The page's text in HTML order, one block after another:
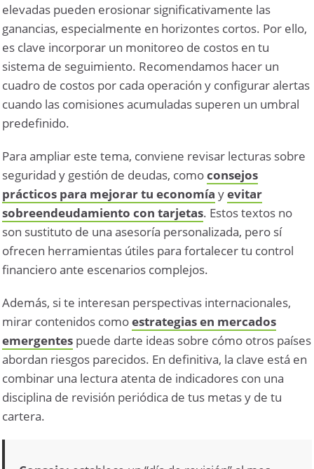
elevadas pueden erosionar significativamente las
ganancias, especialmente en horizontes cortos. Por ello,
es clave incorporar un monitoreo de costos en tu
sistema de seguimiento. Recomendamos hacer un
cuadro de costos por cada operación y configurar alertas
cuando las comisiones acumuladas superen un umbral
predefinido.
Para ampliar este tema, conviene revisar lecturas sobre
seguridad y gestión de deudas, comoconsejos
prácticos para mejorar tu economía yevitar
sobreendeudamiento con tarjetas. Estos textos no
son sustituto de una asesoría personalizada, pero sí
ofrecen herramientas útiles para fortalecer tu control
financiero ante escenarios complejos.
Además, si te interesan perspectivas internacionales,
mirar contenidos comoestrategias en mercados
emergentes puede darte ideas sobre cómo otros países
abordan riesgos parecidos. En definitiva, la clave está en
combinar una lectura atenta de indicadores con una
disciplina de revisión periódica de tus metas y de tu
cartera.